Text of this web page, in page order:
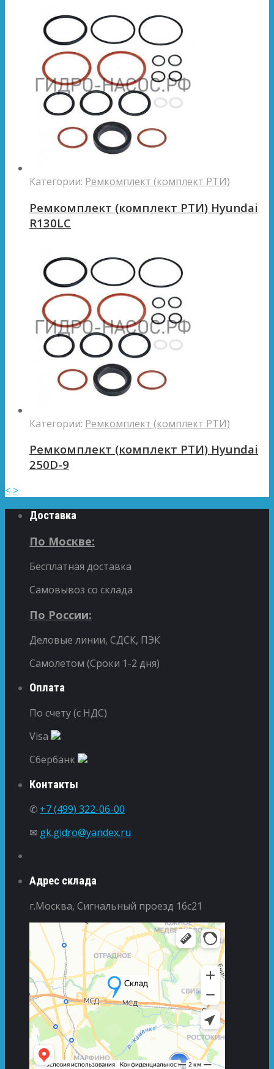
Категории: Ремкомплект (комплект РТИ)
Ремкомплект (комплект РТИ) Hyundai
R130LC
Категории: Ремкомплект (комплект РТИ)
Ремкомплект (комплект РТИ) Hyundai
250D-9
< >
Доставка
По Москве:
Бесплатная доставка
Самовывоз со склада
По России:
Деловые линии, СДСК, ПЭК
Самолетом (Сроки 1-2 дня)
Оплата
По счету (с НДС)
Visa
Сбербанк
Контакты
✆ +7 (499) 322-06-00
✉ gk.gidro@yandex.ru
Адрес склада
г.Москва, Сигнальный проезд 16с21